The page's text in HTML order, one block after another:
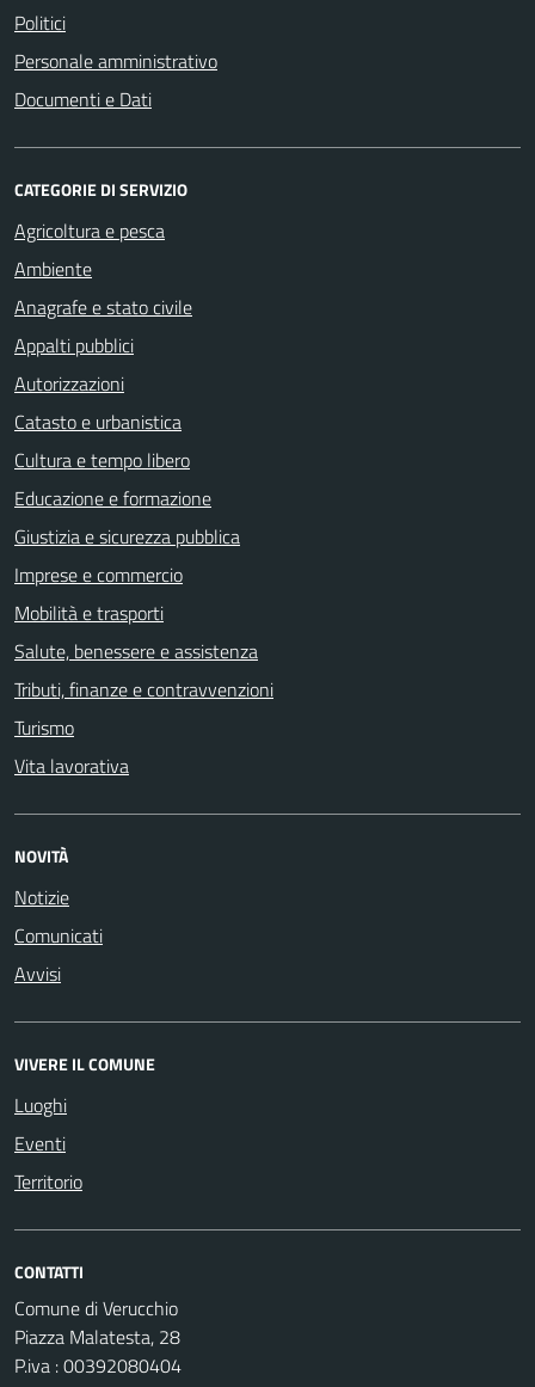
Politici
Personale amministrativo
Documenti e Dati
CATEGORIE DI SERVIZIO
Agricoltura e pesca
Ambiente
Anagrafe e stato civile
Appalti pubblici
Autorizzazioni
Catasto e urbanistica
Cultura e tempo libero
Educazione e formazione
Giustizia e sicurezza pubblica
Imprese e commercio
Mobilità e trasporti
Salute, benessere e assistenza
Tributi, finanze e contravvenzioni
Turismo
Vita lavorativa
NOVITÀ
Notizie
Comunicati
Avvisi
VIVERE IL COMUNE
Luoghi
Eventi
Territorio
CONTATTI
Comune di Verucchio
Piazza Malatesta, 28
P.iva : 00392080404